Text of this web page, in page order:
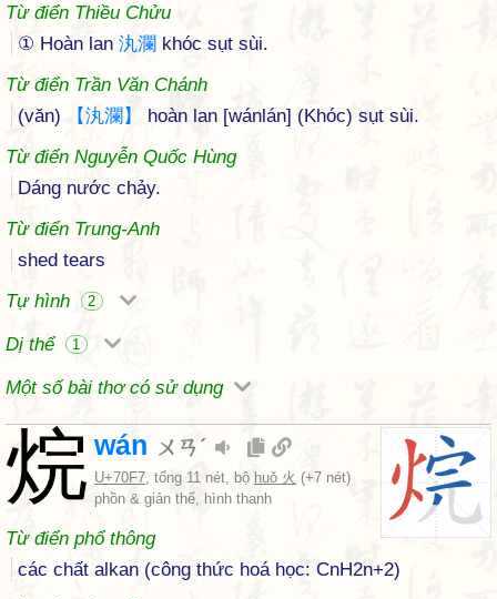
Từ điển Thiều Chửu
① Hoàn lan 汍瀾 khóc sụt sùi.
Từ điển Trần Văn Chánh
(văn)
【汍瀾 】
hoàn lan [wánlán] (Khóc) sụt sùi.
Từ điển Nguyễn Quốc Hùng
Dáng nước chảy.
Từ điển Trung-Anh
shed tears
Tự hình
2
Dị thể 1
Một số bài thơ có sử dụng
烷 wán ㄨㄢˊ
U+70F7, tổng 11 nét, bộ huǒ 火 (+7 nét)
phồn & giản thể, hình thanh
Từ điển phổ thông
các chất alkan (công thức hoá học: CnH2n+2)